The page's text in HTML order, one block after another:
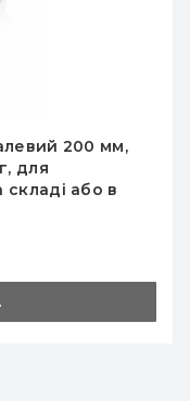
економпанелі
обладнання